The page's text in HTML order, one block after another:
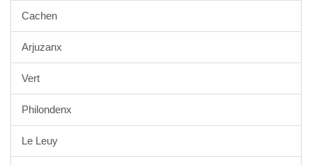
Cachen
Arjuzanx
Vert
Philondenx
Le Leuy